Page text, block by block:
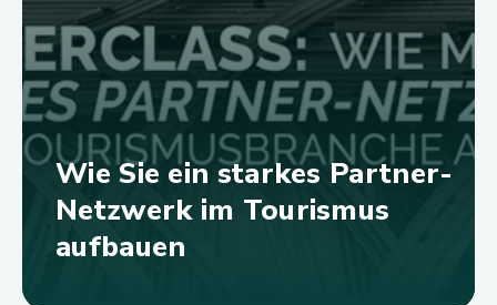
Wie Sie ein starkes Partner-
Netzwerk im Tourismus
aufbauen